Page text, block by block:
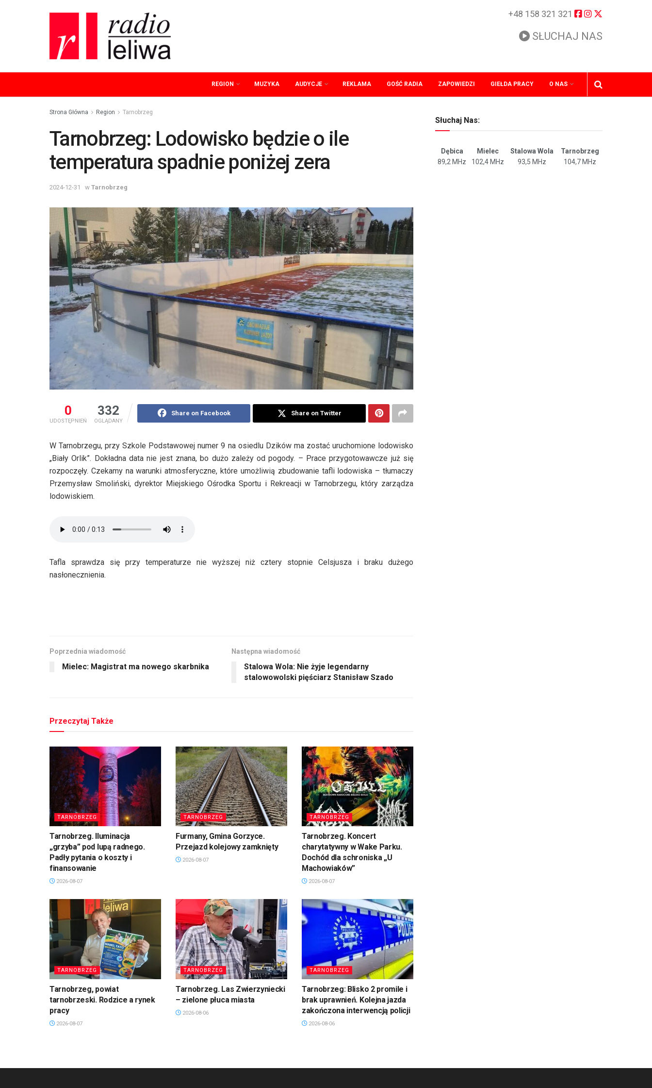
+48 158 321 321
SŁUCHAJ NAS
REGION MUZYKA AUDYCJE REKLAMA GOŚĆ RADIA ZAPOWIEDZI GIEŁDA PRACY O NAS
Strona Główna Region Tarnobrzeg
Tarnobrzeg: Lodowisko będzie o ile
temperatura spadnie poniżej zera
2024-12-31 w Tarnobrzeg
0
UDOSTĘPNIEŃ
332
OGLĄDANY
Share on Facebook Share on Twitter
W Tarnobrzegu, przy Szkole Podstawowej numer 9 na osiedlu Dzików ma zostać uruchomione lodowisko
„Biały Orlik”. Dokładna data nie jest znana, bo dużo zależy od pogody. – Prace przygotowawcze już się
rozpoczęły. Czekamy na warunki atmosferyczne, które umożliwią zbudowanie tafli lodowiska – tłumaczy
Przemysław Smoliński, dyrektor Miejskiego Ośrodka Sportu i Rekreacji w Tarnobrzegu, który zarządza
lodowiskiem.
Tafla sprawdza się przy temperaturze nie wyższej niż cztery stopnie Celsjusza i braku dużego
nasłonecznienia.
Poprzednia wiadomość
Mielec: Magistrat ma nowego skarbnika
Następna wiadomość
Stalowa Wola: Nie żyje legendarny
stalowowolski pięściarz Stanisław Szado
Przeczytaj Także
TARNOBRZEG
Tarnobrzeg. Iluminacja
„grzyba” pod lupą radnego.
Padły pytania o koszty i
finansowanie
2026-08-07
TARNOBRZEG
Furmany, Gmina Gorzyce.
Przejazd kolejowy zamknięty
2026-08-07
TARNOBRZEG
Tarnobrzeg. Koncert
charytatywny w Wake Parku.
Dochód dla schroniska „U
Machowiaków”
2026-08-07
TARNOBRZEG
Tarnobrzeg, powiat
tarnobrzeski. Rodzice a rynek
pracy
2026-08-07
TARNOBRZEG
Tarnobrzeg. Las Zwierzyniecki
– zielone płuca miasta
2026-08-06
TARNOBRZEG
Tarnobrzeg: Blisko 2 promile i
brak uprawnień. Kolejna jazda
zakończona interwencją policji
2026-08-06
Słuchaj Nas:
Dębica Mielec Stalowa Wola
Tarnobrzeg
89,2 MHz
102,4 MHz 93,5 MHz 104,7 MHz